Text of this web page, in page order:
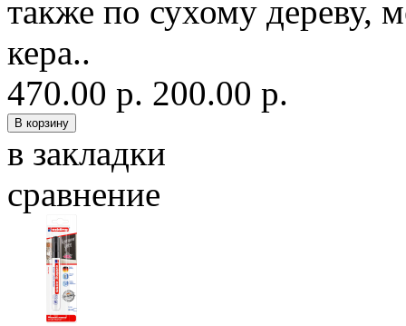
также по сухому дереву,
кера..
470.00 р. 200.00 р.
в закладки
сравнение